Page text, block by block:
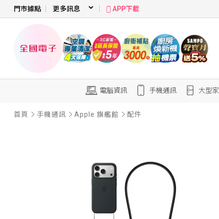
門市據點 APP下載
電腦資訊 手機通訊 大型
首頁 手機通訊 Apple 旗艦館 配件